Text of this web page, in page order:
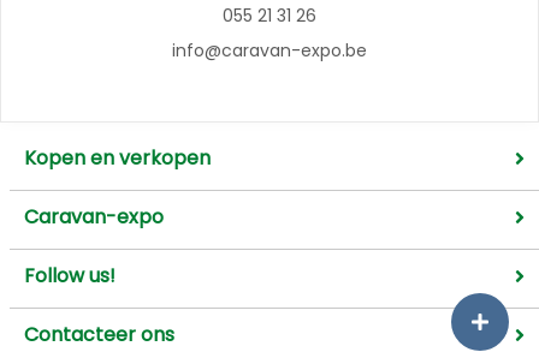
055 21 31 26
info@caravan-expo.be
Kopen en verkopen
Caravan-expo
Follow us!
Contacteer ons